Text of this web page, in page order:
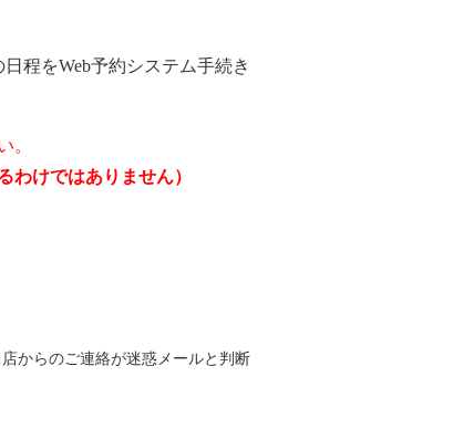
程をWeb予約システム手続き
。
わけではありません）
からのご連絡が迷惑メールと判断